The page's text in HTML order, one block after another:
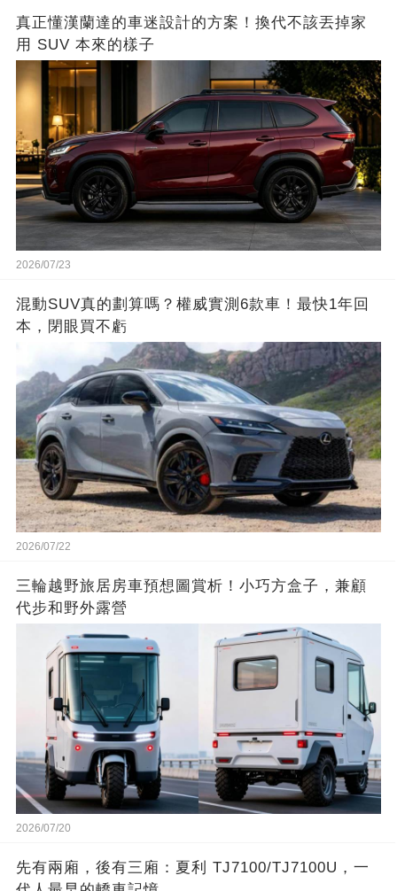
真正懂漢蘭達的車迷設計的方案！換代不該丟掉家
用 SUV 本來的樣子
2026/07/23
混動SUV真的劃算嗎？權威實測6款車！最快1年回
本，閉眼買不虧
2026/07/22
三輪越野旅居房車預想圖賞析！小巧方盒子，兼顧
代步和野外露營
2026/07/20
先有兩廂，後有三廂：夏利 TJ7100/TJ7100U，一